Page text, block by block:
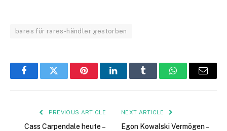
bares für rares-händler gestorben
FacebookTwitter PinterestLinkedInTumblr WhatsAppEmail
PREVIOUS ARTICLE
Cass Carpendale heute –
NEXT ARTICLE
Egon Kowalski Vermögen –